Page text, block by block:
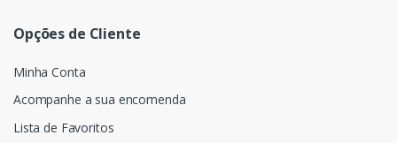
Opções de Cliente
Minha Conta
Acompanhe a sua encomenda
Lista de Favoritos